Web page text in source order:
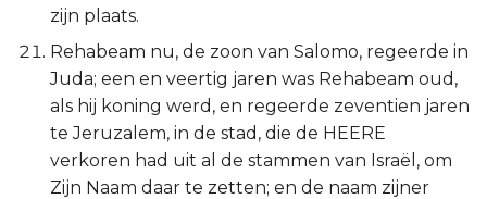
zijn plaats.
Rehabeam nu, de zoon van Salomo, regeerde in
Juda; een en veertig jaren was Rehabeam oud,
als hij koning werd, en regeerde zeventien jaren
te Jeruzalem, in de stad, die de HEERE
verkoren had uit al de stammen van Israël, om
Zijn Naam daar te zetten; en de naam zijner